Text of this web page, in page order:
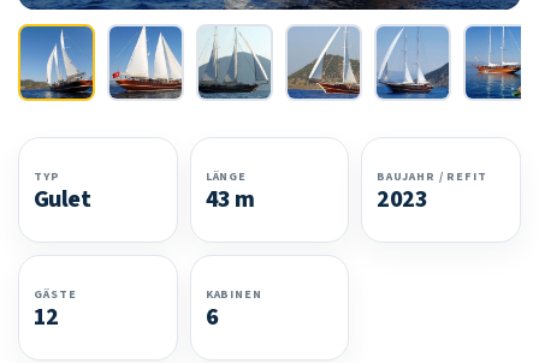
TYP
Gulet
LÄNGE
43 m
BAUJAHR / REFIT
2023
GÄSTE
12
KABINEN
6